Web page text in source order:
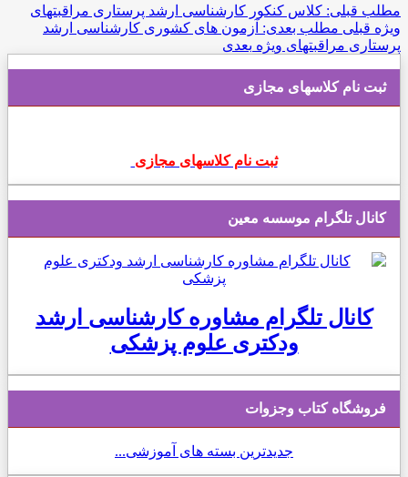
کلاس کنکور کارشناسی ارشد پرستاری مراقبتهای
مطلب بعدی: آزمون های کشوری کارشناسی ارشد
ویژهبعدی
کلاسهای مجازی
ثبت نام کلاسهای مجازی
تلگرام موسسه معین
تلگرام مشاوره کارشناسی ارشد
ودکتری علوم پزشکی
کتاب وجزوات
جدیدترین بسته های آموزشی...